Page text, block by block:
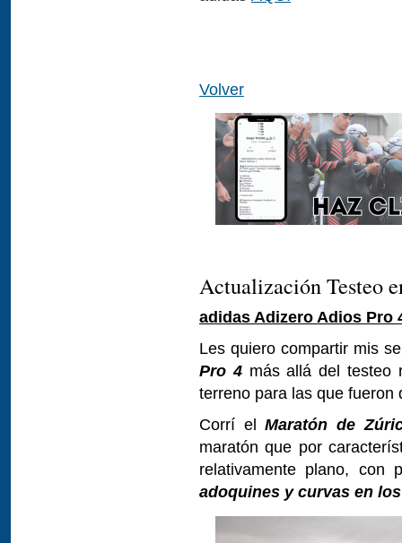
Volver
Actualización Testeo
adidas Adizero Adios Pro
Les quiero compartir mis
Pro 4más allá del testeo
terreno para las que
Corrí elMaratón de
maratón que por
relativamente plano, con
adoquines y curvas en